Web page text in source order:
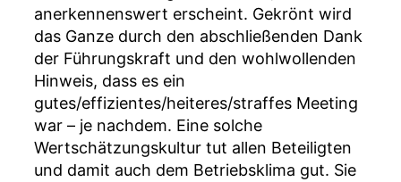
anerkennenswert erscheint. Gekrönt wird
das Ganze durch den abschließenden Dank
der Führungskraft und den wohlwollenden
Hinweis, dass es ein
gutes/effizientes/heiteres/straffes Meeting
war – je nachdem. Eine solche
Wertschätzungskultur tut allen Beteiligten
und damit auch dem Betriebsklima gut. Sie